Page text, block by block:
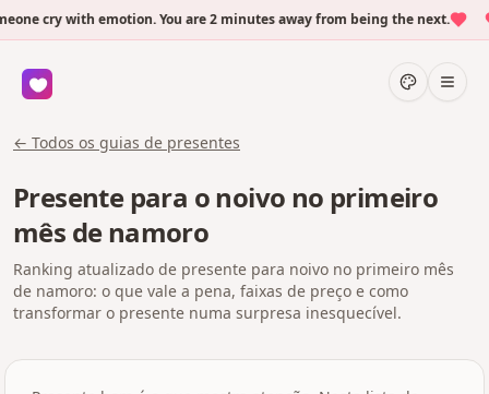
cry with emotion. You are 2 minutes away from being the next.
← Todos os guias de presentes
Presente para o noivo no primeiro
mês de namoro
Ranking atualizado de presente para noivo no primeiro mês
de namoro: o que vale a pena, faixas de preço e como
transformar o presente numa surpresa inesquecível.